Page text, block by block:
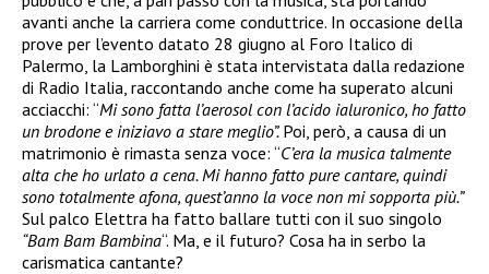
avanti anche la carriera come conduttrice. In occasione della
prove per l’evento datato 28 giugno al Foro Italico di
Palermo, la Lamborghini è stata intervistata dalla redazione
di Radio Italia, raccontando anche come ha superato alcuni
acciacchi: “Mi sono fatta l’aerosol con l’acido ialuronico, ho fatto
un brodone e iniziavo a stare meglio”. Poi, però, a causa di un
matrimonio è rimasta senza voce: “C’era la musica talmente
alta che ho urlato a cena. Mi hanno fatto pure cantare, quindi
sono totalmente afona, quest’anno la voce non mi sopporta più.”
Sul palco Elettra ha fatto ballare tutti con il suo singolo
“Bam Bam Bambina“. Ma, e il futuro? Cosa ha in serbo la
carismatica cantante?